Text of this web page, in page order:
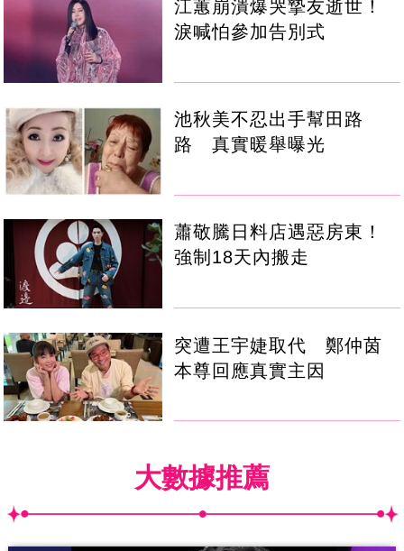
江蕙崩潰爆哭摯友逝世！
淚喊怕參加告別式
池秋美不忍出手幫田路
路 真實暖舉曝光
蕭敬騰日料店遇惡房東！
強制18天內搬走
突遭王宇婕取代 鄭仲茵
本尊回應真實主因
大數據推薦